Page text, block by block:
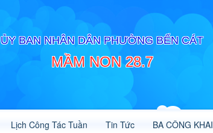
ỦY BAN NHÂN DÂN PHƯỜNG BẾN CÁT
MẦM NON 28.7
Lịch Công Tác Tuần Tin Tức BA CÔNG KHAI